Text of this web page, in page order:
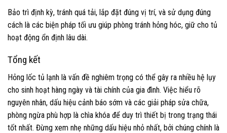
Bảo trì định kỳ, tránh quá tải, lắp đặt đúng vị trí, và sử dụng đúng
cách là các biện pháp tối ưu giúp phòng tránh hỏng hóc, giữ cho tủ
hoạt động ổn định lâu dài.
Tổng kết
Hỏng lốc tủ lạnh là vấn đề nghiêm trọng có thể gây ra nhiều hệ lụy
cho sinh hoạt hàng ngày và tài chính của gia đình. Việc hiểu rõ
nguyên nhân, dấu hiệu cảnh báo sớm và các giải pháp sửa chữa,
phòng ngừa phù hợp là chìa khóa để duy trì thiết bị trong trạng thái
tốt nhất. Đừng xem nhẹ những dấu hiệu nhỏ nhất, bởi chúng chính là